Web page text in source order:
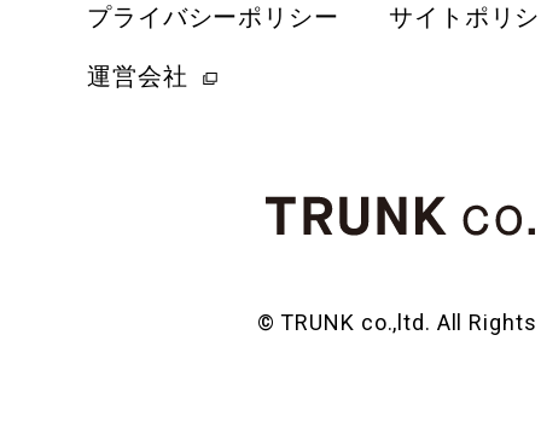
プライバシーポリシー サイトポリ
運営会社
© TRUNK co.,ltd. All